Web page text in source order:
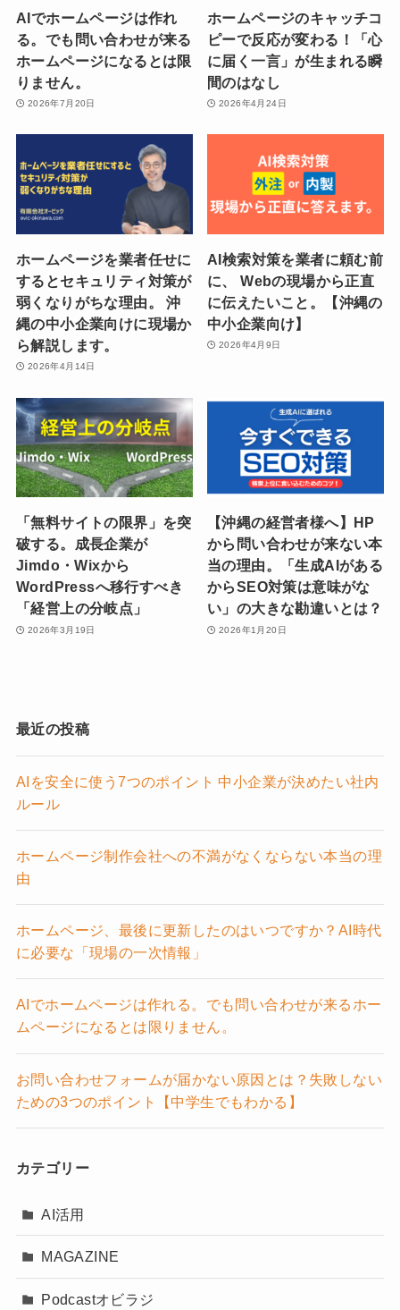
AIでホームページは作れ
る。でも問い合わせが来る
ホームページになるとは限
りません。
2026年7月20日
ホームページのキャッチコ
ピーで反応が変わる！「心
に届く一言」が生まれる瞬
間のはなし
2026年4月24日
ホームページを業者任せに
するとセキュリティ対策が
弱くなりがちな理由。 沖
縄の中小企業向けに現場か
ら解説します。
2026年4月14日
AI検索対策を業者に頼む前
に、 Webの現場から正直
に伝えたいこと。【沖縄の
中小企業向け】
2026年4月9日
「無料サイトの限界」を突
破する。成長企業が
Jimdo・Wixから
WordPressへ移行すべき
「経営上の分岐点」
2026年3月19日
【沖縄の経営者様へ】HP
から問い合わせが来ない本
当の理由。「生成AIがある
からSEO対策は意味がな
い」の大きな勘違いとは？
2026年1月20日
最近の投稿
AIを安全に使う7つのポイント 中小企業が決めたい社内
ルール
ホームページ制作会社への不満がなくならない本当の理
由
ホームページ、最後に更新したのはいつですか？AI時代
に必要な「現場の一次情報」
AIでホームページは作れる。でも問い合わせが来るホー
ムページになるとは限りません。
お問い合わせフォームが届かない原因とは？失敗しない
ための3つのポイント【中学生でもわかる】
カテゴリー
AI活用
MAGAZINE
Podcastオビラジ